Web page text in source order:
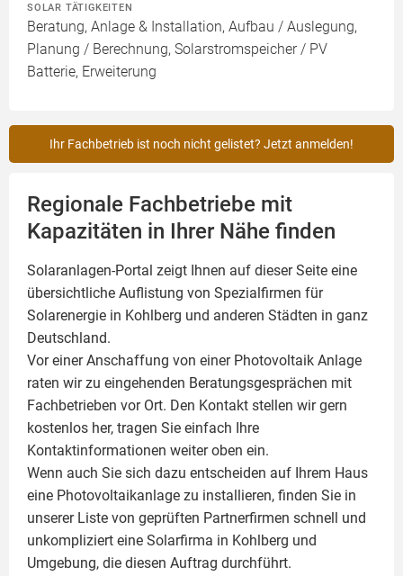
SOLAR TÄTIGKEITEN
Beratung, Anlage & Installation, Aufbau / Auslegung,
Planung / Berechnung, Solarstromspeicher / PV
Batterie, Erweiterung
Ihr Fachbetrieb ist noch nicht gelistet? Jetzt anmelden!
Regionale Fachbetriebe mit
Kapazitäten in Ihrer Nähe finden
Solaranlagen-Portal zeigt Ihnen auf dieser Seite eine
übersichtliche Auflistung von Spezialfirmen für
Solarenergie in Kohlberg und anderen Städten in ganz
Deutschland.
Vor einer Anschaffung von einer Photovoltaik Anlage
raten wir zu eingehenden Beratungsgesprächen mit
Fachbetrieben vor Ort. Den Kontakt stellen wir gern
kostenlos her, tragen Sie einfach Ihre
Kontaktinformationen weiter oben ein.
Wenn auch Sie sich dazu entscheiden auf Ihrem Haus
eine Photovoltaikanlage zu installieren, finden Sie in
unserer Liste von geprüften Partnerfirmen schnell und
unkompliziert eine Solarfirma in Kohlberg und
Umgebung, die diesen Auftrag durchführt.